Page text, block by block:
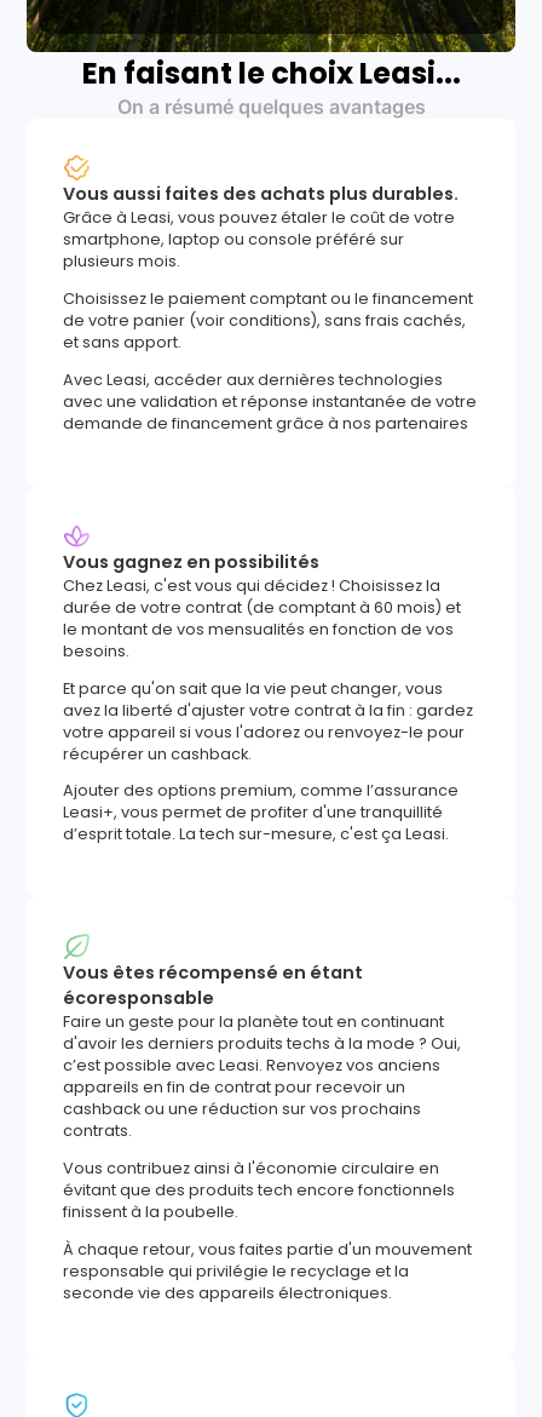
En faisant le choix Leasi...
On a résumé quelques avantages
Vous aussi faites des achats plus durables.
Grâce à Leasi, vous pouvez étaler le coût de votre
smartphone, laptop ou console préféré sur
plusieurs mois.
Choisissez le paiement comptant ou le financement
de votre panier (voir conditions), sans frais cachés,
et sans apport.
Avec Leasi, accéder aux dernières technologies
avec une validation et réponse instantanée de votre
demande de financement grâce à nos partenaires
Vous gagnez en possibilités
Chez Leasi, c'est vous qui décidez ! Choisissez la
durée de votre contrat (de comptant à 60 mois) et
le montant de vos mensualités en fonction de vos
besoins.
Et parce qu'on sait que la vie peut changer, vous
avez la liberté d'ajuster votre contrat à la fin : gardez
votre appareil si vous l'adorez ou renvoyez-le pour
récupérer un cashback.
Ajouter des options premium, comme l’assurance
Leasi+, vous permet de profiter d'une tranquillité
d’esprit totale. La tech sur-mesure, c'est ça Leasi.
Vous êtes récompensé en étant
écoresponsable
Faire un geste pour la planète tout en continuant
d'avoir les derniers produits techs à la mode ? Oui,
c’est possible avec Leasi. Renvoyez vos anciens
appareils en fin de contrat pour recevoir un
cashback ou une réduction sur vos prochains
contrats.
Vous contribuez ainsi à l'économie circulaire en
évitant que des produits tech encore fonctionnels
finissent à la poubelle.
À chaque retour, vous faites partie d'un mouvement
responsable qui privilégie le recyclage et la
seconde vie des appareils électroniques.